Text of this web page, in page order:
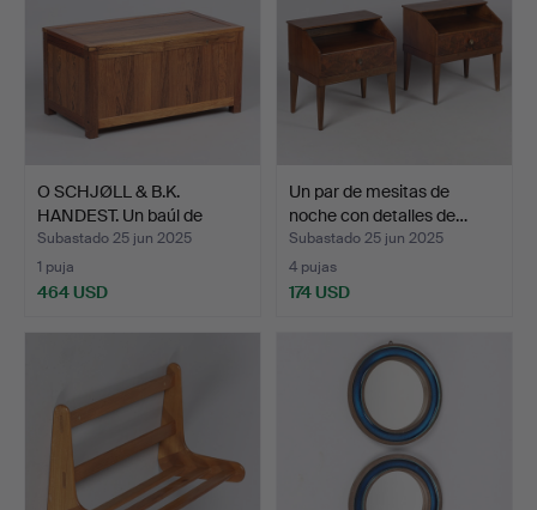
O SCHJØLL & B.K.
HANDEST. Un baúl de
palis…
Subastado 25 jun 2025
1 puja
464 USD
Un par de mesitas de
noche con detalles de…
Subastado 25 jun 2025
4 pujas
174 USD